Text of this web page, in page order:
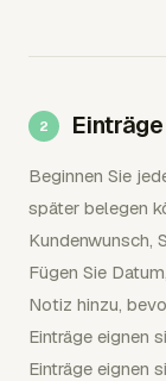
Beginnen Sie
später belegen
Kundenwunsch,
Fügen Sie
Notiz hinzu,
Einträge eignen
Einträge eignen